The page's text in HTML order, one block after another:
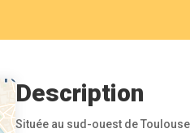
Description
Située au sud-ouest de